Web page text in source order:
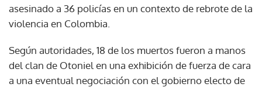
asesinado a 36 policías en un contexto de rebrote de la
violencia en Colombia.
Según autoridades, 18 de los muertos fueron a manos
del clan de Otoniel en una exhibición de fuerza de cara
a una eventual negociación con el gobierno electo de